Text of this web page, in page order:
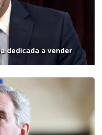
dedicada a vender